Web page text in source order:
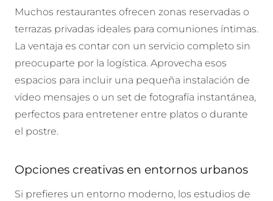
Muchos restaurantes ofrecen zonas reservadas o
terrazas privadas ideales para comuniones íntimas.
La ventaja es contar con un servicio completo sin
preocuparte por la logística. Aprovecha esos
espacios para incluir una pequeña instalación de
vídeo mensajes o un set de fotografía instantánea,
perfectos para entretener entre platos o durante
el postre.
Opciones creativas en entornos urbanos
Si prefieres un entorno moderno, los estudios de